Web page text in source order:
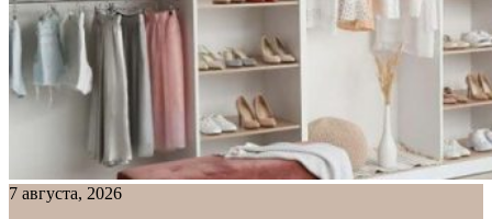
7 августа, 2026